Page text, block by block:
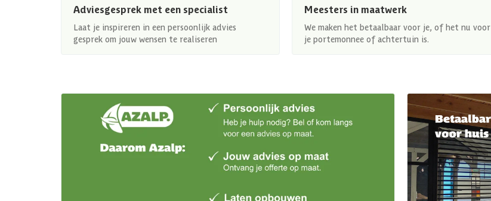
Adviesgesprek met een specialist
Laat je inspireren in een persoonlijk advies
gesprek om jouw wensen te realiseren
Meesters in maatwerk
We maken het betaalbaar voor je, of het nu voor
je portemonnee of achtertuin is.